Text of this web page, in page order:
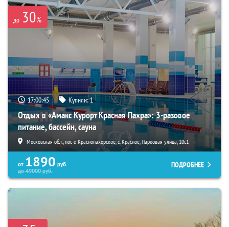
до 30%
17:00:44 Купили:1
Отдых в «Амакс Курорт ‎Красная Пахра»: 3-разовое
питание, бассейн, сауна
Московская обл., пос-е Краснопахорское, с. Красное, Парковая улица, 10с1
от 1890 руб.
до49000руб.
ПОДРОБНЕЕ